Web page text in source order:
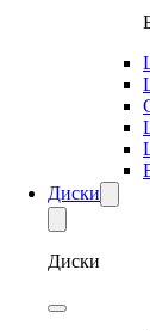
Диски
Диски